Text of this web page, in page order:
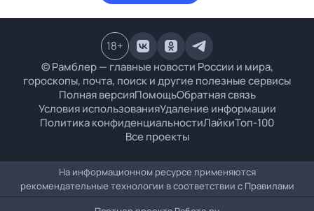
© Рамблер — главные новости России и мира,
гороскопы, почта, поиск и другие полезные сервисы
Полная версияПомощьОбратная связь
Условия использованияУдаление информации
Политика конфиденциальностиЛайкиТоп-100
Все проекты
18+
На информационном ресурсе применяются
рекомендательные технологии в соответствии с Правилами